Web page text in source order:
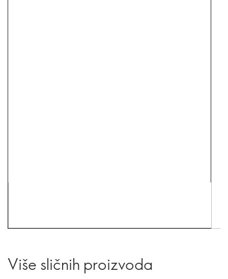
Više sličnih proizvoda